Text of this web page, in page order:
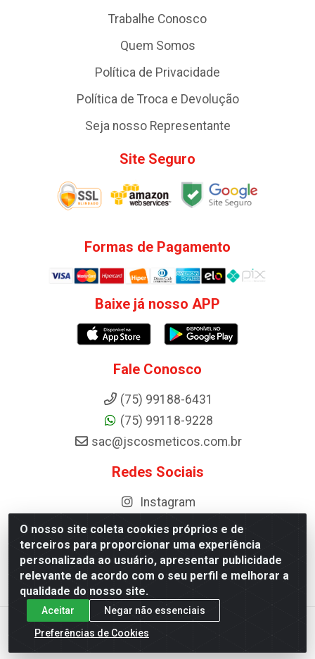
O nosso site coleta cookies próprios e de
terceiros para proporcionar uma experiência
personalizada ao usuário, apresentar publicidade
relevante de acordo com o seu perfil e melhorar a
qualidade do nosso site.
Aceitar
Negar não essenciais
Preferências de Cookies
Trabalhe Conosco
Quem Somos
Política de Privacidade
Política de Troca e Devolução
Seja nosso Representante
Site Seguro
Formas de Pagamento
Baixe já nosso APP
Fale Conosco
(75) 99188-6431
(75) 99118-9228
sac@jscosmeticos.com.br
Redes Sociais
Instagram
Distribuidora de Cosméticos Antoneto LTDA - BA-052, km 87 -
Industrial, Ipirá - BA, 44600-000 - CNPJ 10.984.107/0001-75